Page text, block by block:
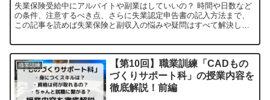
失業保険受給中にアルバイトや副業はしていいの？ 時間や日数など
の条件、注意するべき点、さらに失業認定申告書の記入方法まで、
この記事を読めば失業保険と副収入の悩みや疑問はすべて解決しま
職業訓練
【第10回】職業訓練「CADもの
づくりサポート科」の授業内容を
徹底解説！前編